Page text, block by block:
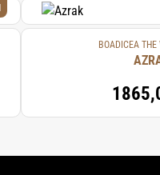
BOADICEA THE